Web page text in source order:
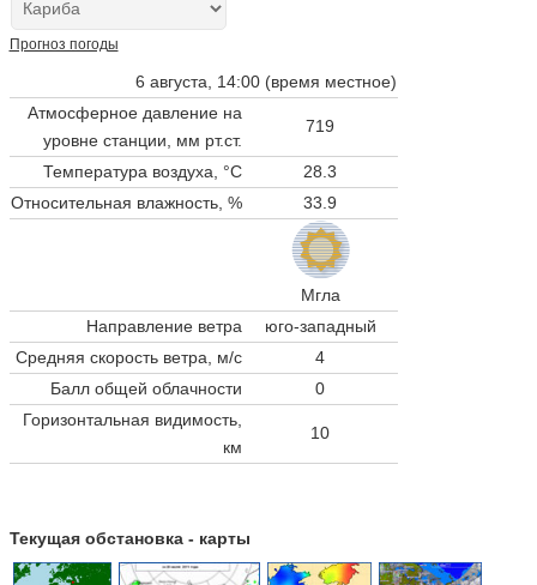
Прогноз погоды
6 августа, 14:00 (время местное)
Атмосферное давление на
уровне станции, мм рт.ст.
719
Температура воздуха, °C
28.3
Относительная влажность, %
33.9
Мгла
Направление ветра
юго-западный
Средняя скорость ветра, м/с
4
Балл общей облачности
0
Горизонтальная видимость,
км
10
Текущая обстановка - карты